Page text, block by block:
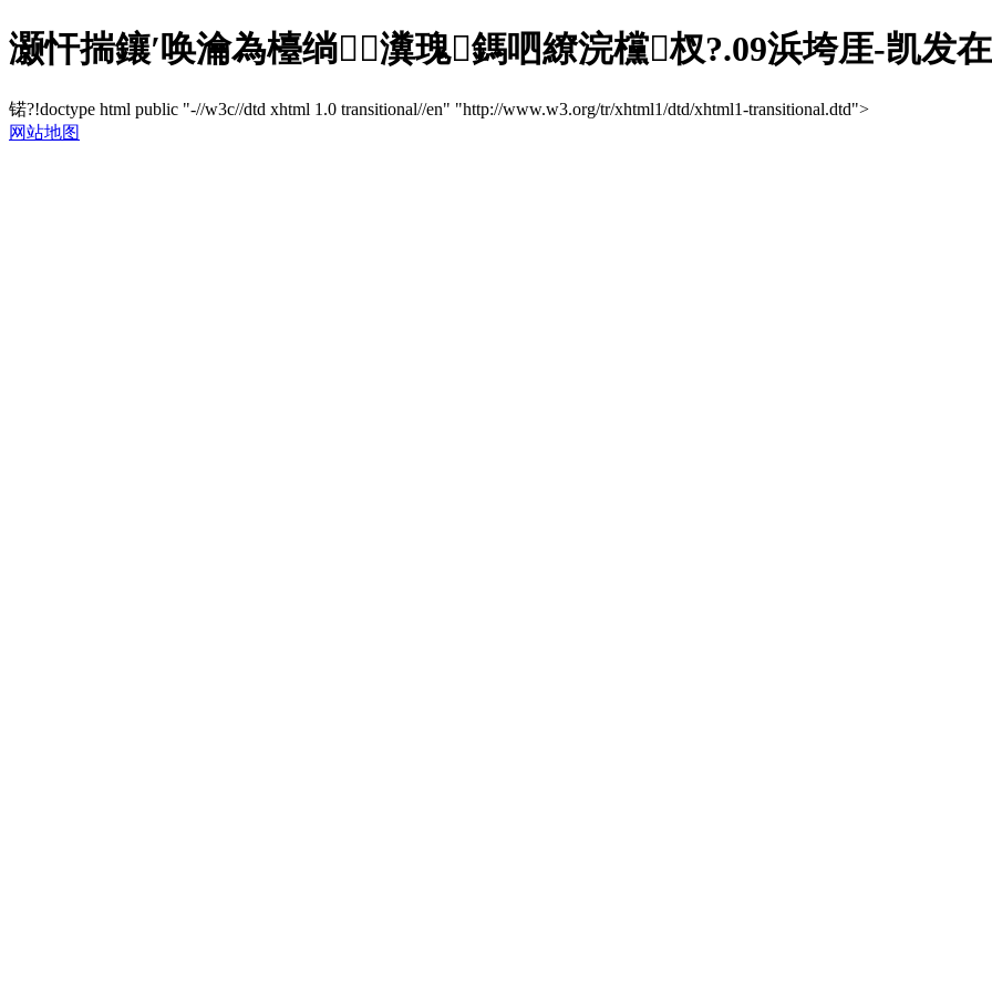
灏忓揣鑲′唤瀹為檯绱瀵瑰鎷呬繚浣欓杈?.09浜垮厓-凯发
锘?!doctype html public "-//w3c//dtd xhtml 1.0 transitional//en" "http://www.w3.org/tr/xhtml1/dtd/xhtml1-transitional.dtd">
网站地图